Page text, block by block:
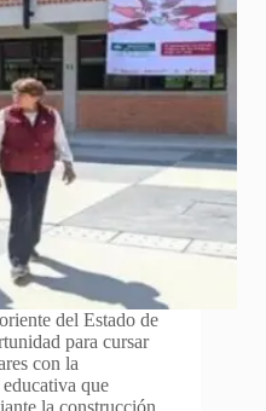
del Estado de
para cursar
con la
que
la construcción